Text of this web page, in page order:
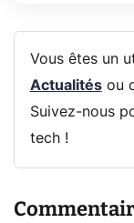
Vous êtes un
Actualitésou
Suivez-nous
tech !